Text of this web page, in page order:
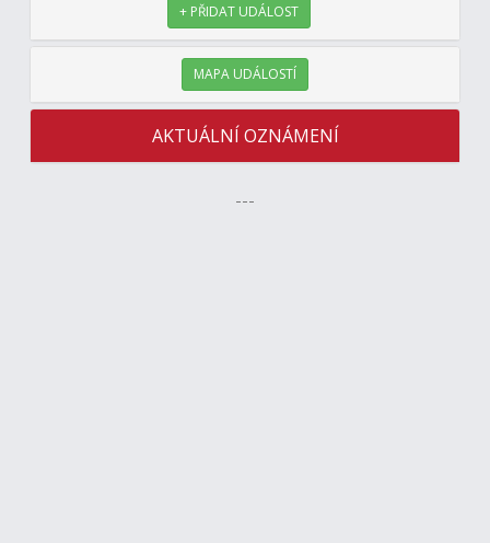
+ PŘIDAT UDÁLOST
MAPA UDÁLOSTÍ
AKTUÁLNÍ OZNÁMENÍ
---